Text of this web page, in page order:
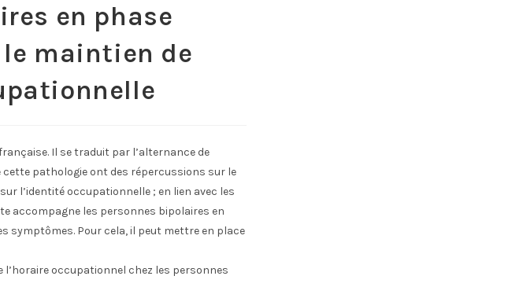
en phase
le maintien de
Il se traduit par l’alternance de
cette pathologie ont des répercussions sur le
l’identité occupationnelle ; en lien avec les
accompagne les personnes bipolaires en
symptômes. Pour cela, il peut mettre en place
l’horaire occupationnel chez les personnes